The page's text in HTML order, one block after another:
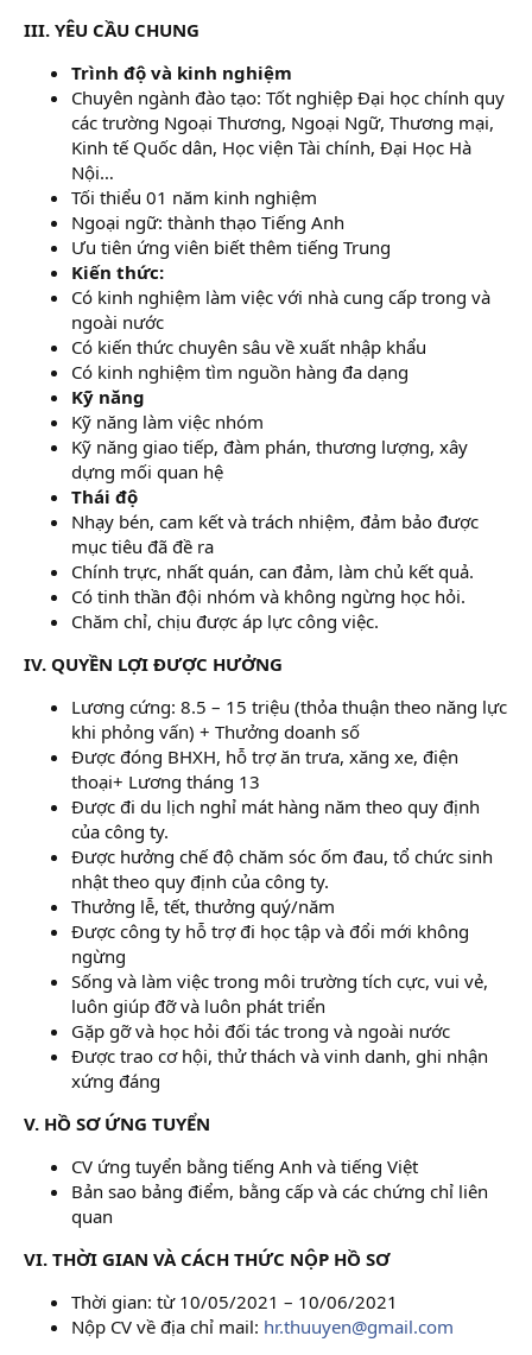
III. YÊU CẦU CHUNG
Trình độ và kinh nghiệm
Chuyên ngành đào tạo: Tốt nghiệp Đại học chính quy
các trường Ngoại Thương, Ngoại Ngữ, Thương mại,
Kinh tế Quốc dân, Học viện Tài chính, Đại Học Hà
Nội…
Tối thiểu 01 năm kinh nghiệm
Ngoại ngữ: thành thạo Tiếng Anh
Ưu tiên ứng viên biết thêm tiếng Trung
Kiến thức:
Có kinh nghiệm làm việc với nhà cung cấp trong và
ngoài nước
Có kiến thức chuyên sâu về xuất nhập khẩu
Có kinh nghiệm tìm nguồn hàng đa dạng
Kỹ năng
Kỹ năng làm việc nhóm
Kỹ năng giao tiếp, đàm phán, thương lượng, xây
dựng mối quan hệ
Thái độ
Nhạy bén, cam kết và trách nhiệm, đảm bảo được
mục tiêu đã đề ra
Chính trực, nhất quán, can đảm, làm chủ kết quả.
Có tinh thần đội nhóm và không ngừng học hỏi.
Chăm chỉ, chịu được áp lực công việc.
IV. QUYỀN LỢI ĐƯỢC HƯỞNG
Lương cứng: 8.5 – 15 triệu (thỏa thuận theo năng lực
khi phỏng vấn) + Thưởng doanh số
Được đóng BHXH, hỗ trợ ăn trưa, xăng xe, điện
thoại+ Lương tháng 13
Được đi du lịch nghỉ mát hàng năm theo quy định
của công ty.
Được hưởng chế độ chăm sóc ốm đau, tổ chức sinh
nhật theo quy định của công ty.
Thưởng lễ, tết, thưởng quý/năm
Được công ty hỗ trợ đi học tập và đổi mới không
ngừng
Sống và làm việc trong môi trường tích cực, vui vẻ,
luôn giúp đỡ và luôn phát triển
Gặp gỡ và học hỏi đối tác trong và ngoài nước
Được trao cơ hội, thử thách và vinh danh, ghi nhận
xứng đáng
V. HỒ SƠ ỨNG TUYỂN
CV ứng tuyển bằng tiếng Anh và tiếng Việt
Bản sao bảng điểm, bằng cấp và các chứng chỉ liên
quan
VI. THỜI GIAN VÀ CÁCH THỨC NỘP HỒ SƠ
Thời gian: từ 10/05/2021 – 10/06/2021
Nộp CV về địa chỉ mail: hr.thuuyen@gmail.com